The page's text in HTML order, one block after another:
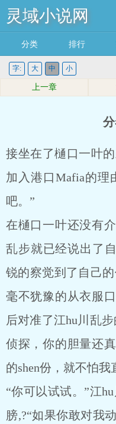
灵域小说网
分类 排行
字: 大 中 小
上一章
接坐在了樋口一叶
加入港口Mafia的理
吧。”
在樋口一叶还没有
乱步就已经说出了
锐的察觉到了自己
毫不犹豫的从衣服
后对准了江hu川乱
侦探，你的胆量还
的shen份，就不怕
“你可以试试。”江
膀,?“如果你敢对我